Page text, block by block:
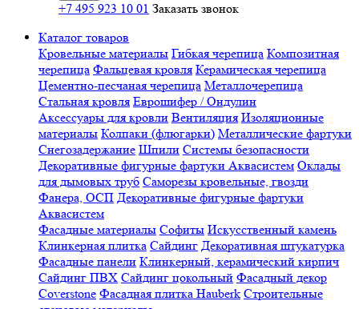
+7 495 923 10 01 Заказать звонок
Каталог товаров
Кровельные материалы Гибкая черепица Композитная
черепица Фальцевая кровля Керамическая черепица
Цементно-песчаная черепица Металлочерепица
Стальная кровля Еврошифер / Ондулин
Аксессуары для кровли Вентиляция Изоляционные
материалы Колпаки (флюгарки) Металлические фартуки
Снегозадержание Шпили Системы безопасности
Декоративные фигурные фартуки Аквасистем Оклады
для дымовых труб Саморезы кровельные, гвозди
Фанера, ОСП Декоративные фигурные фартуки
Аквасистем
Фасадные материалы Софиты Искусственный камень
Клинкерная плитка Сайдинг Декоративная штукатурка
Фасадные панели Клинкерный, керамический кирпич
Сайдинг ПВХ Сайдинг цокольный Фасадный декор
Coverstone Фасадная плитка Hauberk Строительные